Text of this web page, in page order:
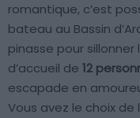
romantique, c’est
bateau au Bassin
pinasse pour
d’accueil de 12
escapade en
Vous avez le choix